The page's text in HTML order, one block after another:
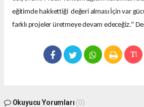
eğitimde hakkettiği değeri alması İçin var
farklı projeler üretmeye devam edeceğiz."
Okuyucu Yorumları (0)